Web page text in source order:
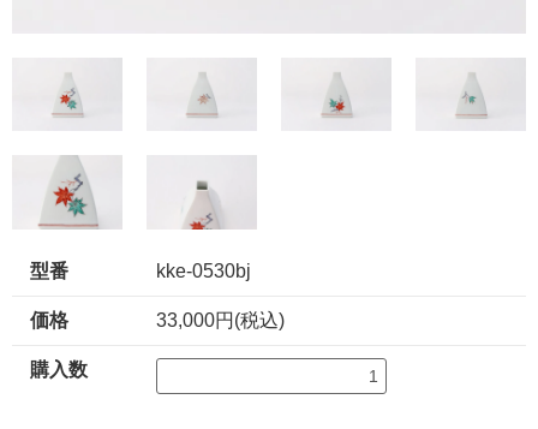
型番 kke-0530bj
価格 33,000円(税込)
購入数